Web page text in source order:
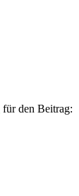
für den Beitrag: